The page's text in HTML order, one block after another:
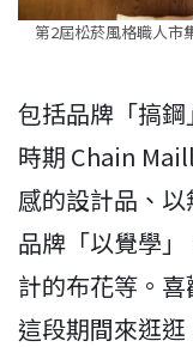
第2屆松菸風格職人市
包括品牌「搞
時期 Chain
感的設計品、
品牌「以覺學
計的布花等。
這段期間來逛